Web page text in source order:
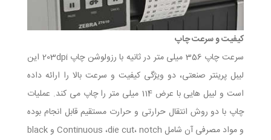
کیفیت و سرعت چاپ
سرعت چاپ 356 میلی ‌متر در ثانیه با رزولوشن چاپ 203dpi این
لیبل پرینتر صنعتی، دو ویژگی کیفیت و سرعت بالا را ارائه داده
است و لیبل ‌هایی با عرض 114 میلی‌ متر را چاپ می ‌کند. عملیات
چاپ با دو روش انتقال حرارتی و حرارت مستقیم قابل انجام بوده
و مواد‌ مصرفی آن شامل Continuous ،die cut، notch و black